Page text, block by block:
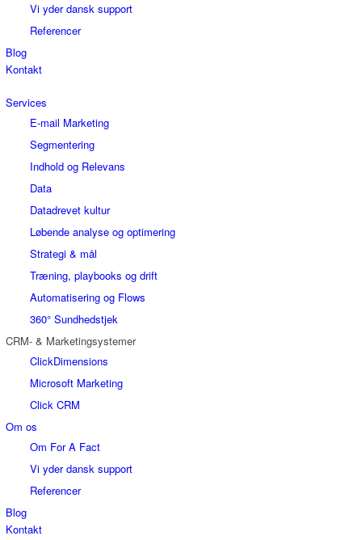
Vi yder dansk support
Referencer
Blog
Kontakt
Services
E-mail Marketing
Segmentering
Indhold og Relevans
Data
Datadrevet kultur
Løbende analyse og optimering
Strategi & mål
Træning, playbooks og drift
Automatisering og Flows
360° Sundhedstjek
CRM- & Marketingsystemer
ClickDimensions
Microsoft Marketing
Click CRM
Om os
Om For A Fact
Vi yder dansk support
Referencer
Blog
Kontakt